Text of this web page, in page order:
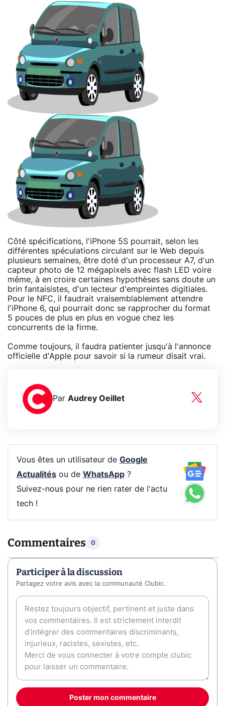
Côté spécifications, l'iPhone 5S pourrait, selon les
différentes spéculations circulant sur le Web depuis
plusieurs semaines, être doté d'un processeur A7, d'un
capteur photo de 12 mégapixels avec flash LED voire
même, à en croire certaines hypothèses sans doute un
brin fantaisistes, d'un lecteur d'empreintes digitiales.
Pour le NFC, il faudrait vraisemblablement attendre
l'iPhone 6, qui pourrait donc se rapprocher du format
5 pouces de plus en plus en vogue chez les
concurrents de la firme.
Comme toujours, il faudra patienter jusqu'à l'annonce
officielle d'Apple pour savoir si la rumeur disait vrai.
Par Audrey Oeillet
Vous êtes un utilisateur de Google
Actualitésou de WhatsApp?
Suivez-nous pour ne rien rater de l'actu
tech !
Commentaires 0
Participer à la discussion
Partagez votre avis avec la communauté Clubic.
Poster mon commentaire